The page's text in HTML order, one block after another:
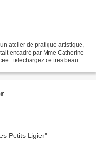
atelier de pratique artistique,
encadré par Mme Catherine
: téléchargez ce très beau